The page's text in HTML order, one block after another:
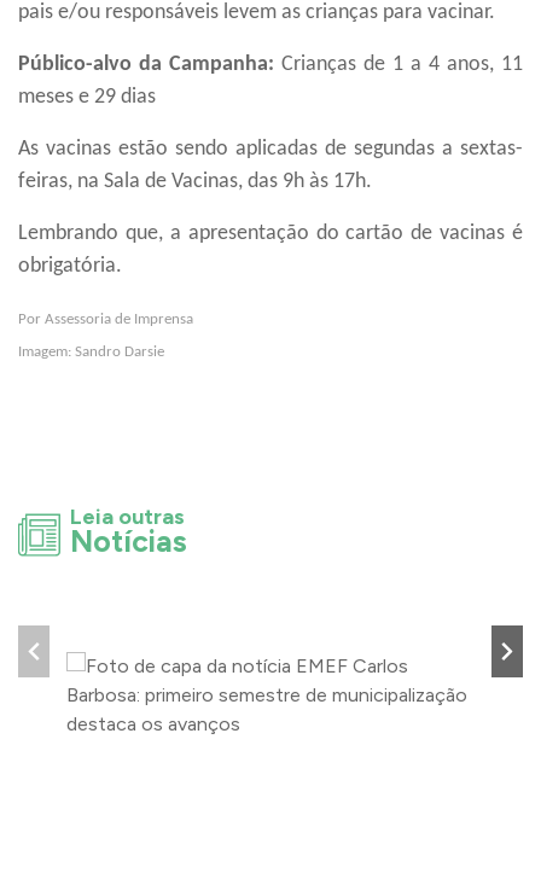
pais e/ou responsáveis levem as crianças para vacinar.
Público-alvo da Campanha: Crianças de 1 a 4 anos, 11
meses e 29 dias
As vacinas estão sendo aplicadas de segundas a sextas-
feiras, na Sala de Vacinas, das 9h às 17h.
Lembrando que, a apresentação do cartão de vacinas é
obrigatória.
Por Assessoria de Imprensa
Imagem: Sandro Darsie
Leia outras
Notícias